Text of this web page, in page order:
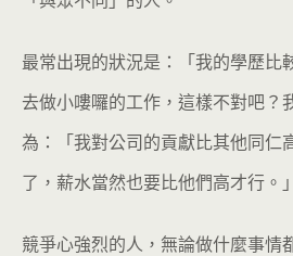
最常出現的狀況是：「我的學歷比
去做小嘍囉的工作，這樣不對吧？
為：「我對公司的貢獻比其他同仁
了，薪水當然也要比他們高才行。」
競爭心強烈的人，無論做什麼事情